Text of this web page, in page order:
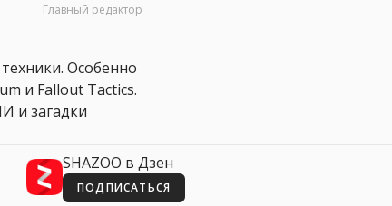
Главный редактор
Особенно
и Fallout Tactics.
и загадки
SHAZOO в Дзен
ПОДПИСАТЬСЯ